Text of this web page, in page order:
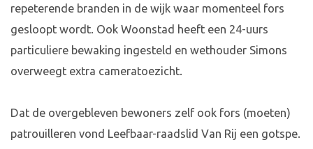
repeterende branden in de wijk waar momenteel fors
gesloopt wordt. Ook Woonstad heeft een 24-uurs
particuliere bewaking ingesteld en wethouder Simons
overweegt extra cameratoezicht.
Dat de overgebleven bewoners zelf ook fors (moeten)
patrouilleren vond Leefbaar-raadslid Van Rij een gotspe.